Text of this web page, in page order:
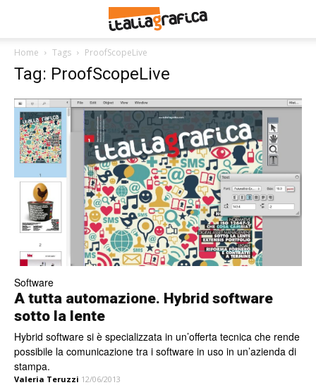
Home Tags ProofScopeLive
Tag: ProofScopeLive
Software
A tutta automazione. Hybrid software
sotto la lente
Hybrid software si è specializzata in un’offerta tecnica che rende
possibile la comunicazione tra i software in uso in un’azienda di
stampa.
Valeria Teruzzi 12/06/2013